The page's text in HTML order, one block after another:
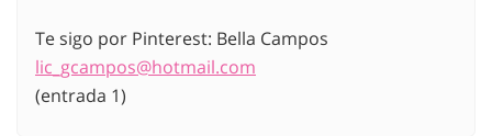
Te sigo por Pinterest: Bella Campos
lic_gcampos@hotmail.com
(entrada 1)